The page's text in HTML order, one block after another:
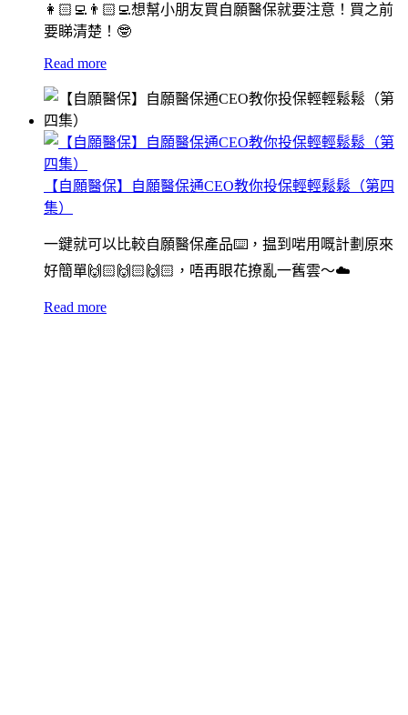
👩🏻‍💻👨🏻‍💻想幫小朋友買自願醫保就要注意！買之前
要睇清楚！🤓
Read more
【自願醫保】自願醫保通CEO教你投保輕輕鬆鬆（第四
集）
一鍵就可以比較自願醫保產品⌨️，揾到啱用嘅計劃原來
好簡單🙌🏻🙌🏻🙌🏻，唔再眼花撩亂一舊雲～☁️
Read more